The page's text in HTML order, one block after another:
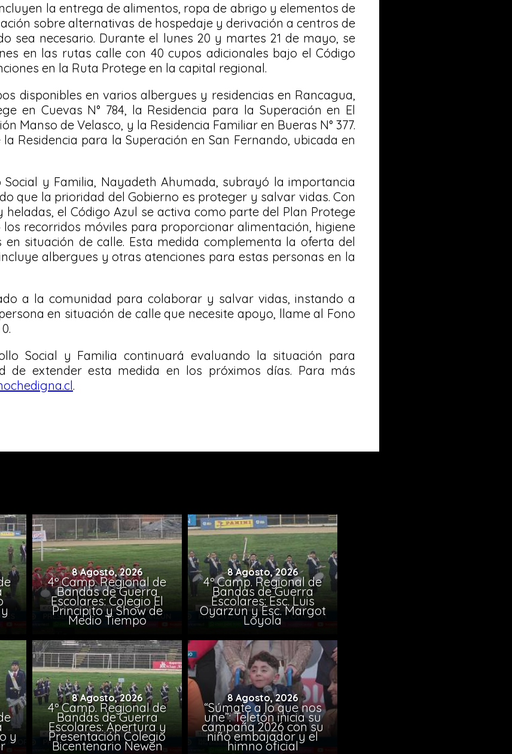
la entrega de alimentos, ropa de abrigo y elementos de
sobre alternativas de hospedaje y derivación a centros de
sea necesario. Durante el lunes 20 y martes 21 de mayo, se
en las rutas calle con 40 cupos adicionales bajo el Código
en la Ruta Protege en la capital regional.
disponibles en varios albergues y residencias en Rancagua,
en Cuevas N° 784, la Residencia para la Superación en El
Manso de Velasco, y la Residencia Familiar en Bueras N° 377.
Residencia para la Superación en San Fernando, ubicada en
y Familia, Nayadeth Ahumada, subrayó la importancia
que la prioridad del Gobierno es proteger y salvar vidas. Con
el Código Azul se activa como parte del Plan Protege
los recorridos móviles para proporcionar alimentación, higiene
situación de calle. Esta medida complementa la oferta del
albergues y otras atenciones para estas personas en la
a la comunidad para colaborar y salvar vidas, instando a
en situación de calle que necesite apoyo, llame al Fono
Social y Familia continuará evaluando la situación para
de extender esta medida en los próximos días. Para más
.
8 Agosto, 2026
4º Camp. Regional de
Bandas de Guerra
Escolares: Colegio El
Principito y Show de
Medio Tiempo
8 Agosto, 2026
4º Camp. Regional de
Bandas de Guerra
Escolares: Esc. Luis
Oyarzun y Esc. Margot
Loyola
y
8 Agosto, 2026
4º Camp. Regional de
Bandas de Guerra
Escolares: Apertura y
Presentación Colegio
Bicentenario Newen
8 Agosto, 2026
“Súmate a lo que nos
une”: Teletón inicia su
campaña 2026 con su
niño embajador y el
himno oficial